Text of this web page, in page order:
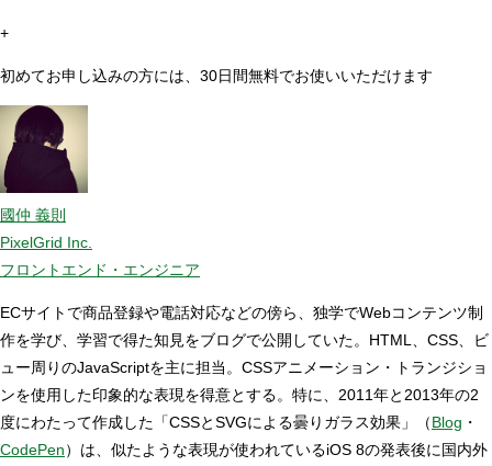
+
初めてお申し込みの方には、30日間無料でお使いいただけます
國仲 義則
PixelGrid Inc.
フロントエンド・エンジニア
ECサイトで商品登録や電話対応などの傍ら、独学でWebコンテンツ制
作を学び、学習で得た知見をブログで公開していた。HTML、CSS、ビ
ュー周りのJavaScriptを主に担当。CSSアニメーション・トランジショ
ンを使用した印象的な表現を得意とする。特に、2011年と2013年の2
度にわたって作成した「CSSとSVGによる曇りガラス効果」（Blog ・
CodePen）は、似たような表現が使われているiOS 8の発表後に国内外